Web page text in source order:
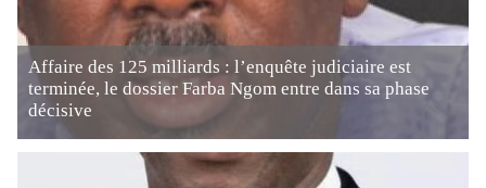
Affaire des 125 milliards : l’enquête judiciaire est
terminée, le dossier Farba Ngom entre dans sa phase
décisive